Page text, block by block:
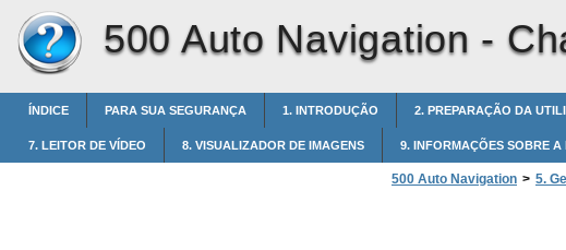
500 Auto Navigation -
ÍNDICE PARA SUA SEGURANÇA 1. INTRODUÇÃO 2. PREPARAÇÃO DA
7. LEITOR DE VÍDEO 8. VISUALIZADOR DE IMAGENS 9. INFORMAÇÕES SOBRE A
500 Auto Navigation > 5.